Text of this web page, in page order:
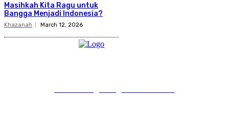
Masihkah Kita Ragu untuk
Bangga Menjadi Indonesia?
Khazanah March 12, 2026